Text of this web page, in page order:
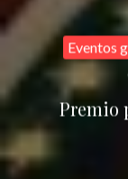
Eventos
Premio